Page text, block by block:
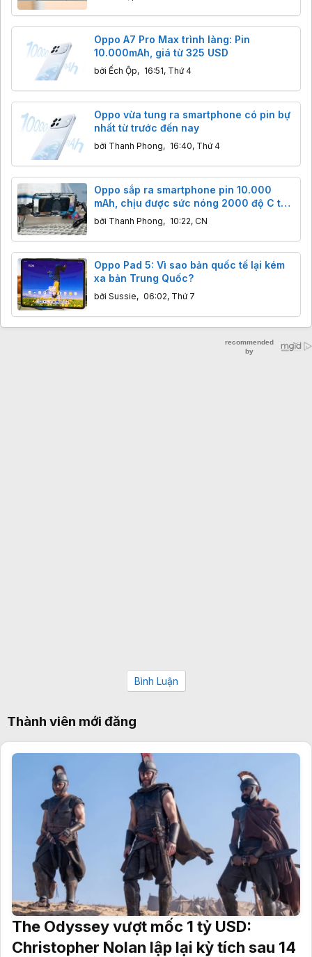
Oppo A7 Pro Max trình làng: Pin
10.000mAh, giá từ 325 USD
bởi Ếch Ộp, 16:51, Thứ 4
Oppo vừa tung ra smartphone có pin bự
nhất từ trước đến nay
bởi Thanh Phong, 16:40, Thứ 4
Oppo sắp ra smartphone pin 10.000
mAh, chịu được sức nóng 2000 độ C từ
lửa đuôi tên lửa
bởi Thanh Phong, 10:22, CN
Oppo Pad 5: Vì sao bản quốc tế lại kém
xa bản Trung Quốc?
bởi Sussie, 06:02, Thứ 7
Bình Luận
Thành viên mới đăng
The Odyssey vượt mốc 1 tỷ USD:
Christopher Nolan lập lại kỳ tích sau 14